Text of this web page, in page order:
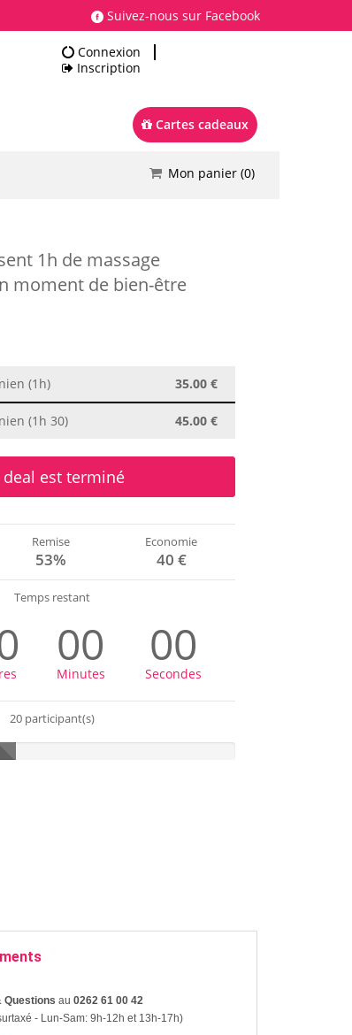
Suivez-nous sur Facebook
Connexion
Inscription
Cartes cadeaux
Mon panier (0)
Commander
1h de massage
moment de bien-être
(1h) 35.00 €
(1h 30) 45.00 €
deal est terminé
Remise
53%
Economie
40 €
Temps restant
00
Minutes
00
Secondes
20 participant(s)
Questions au 0262 61 00 42
- Lun-Sam: 9h-12h et 13h-17h)